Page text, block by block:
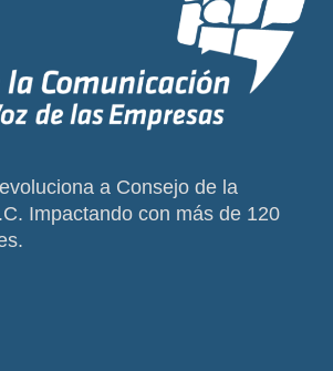
a Consejo de la
Impactando con más de 120